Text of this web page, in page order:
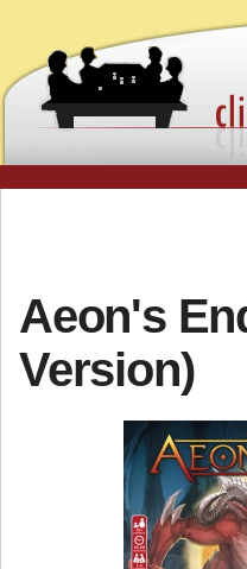
Aeon's
Version)